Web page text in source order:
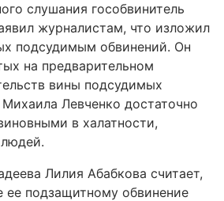
слушания гособвинитель
журналистам, что изложил
подсудимым обвинений. Он
на предварительном
вины подсудимых
Левченко достаточно
в халатности,
Лилия Абабкова считает,
ее подзащитному обвинение